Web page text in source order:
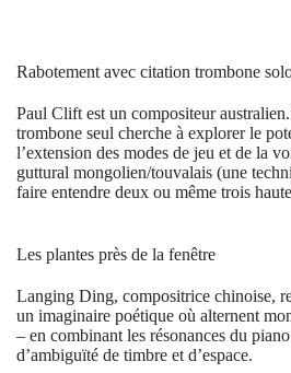
Rabotement avec citation trombone
Paul Clift est un compositeur
trombone seul cherche à explorer le
l’extension des modes de jeu et de la
guttural mongolien/touvalais (une
faire entendre deux ou même trois
Les plantes près de la fenêtre
Langing Ding, compositrice chinoise,
un imaginaire poétique où alternent
– en combinant les résonances du
d’ambiguïté de timbre et d’espace.